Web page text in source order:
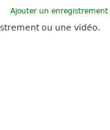
Ajouter un enregistrement
ou une vidéo.